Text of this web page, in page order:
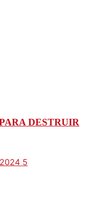
DESTRUIR
5